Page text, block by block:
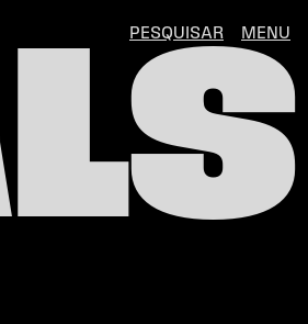
PESQUISAR MENU